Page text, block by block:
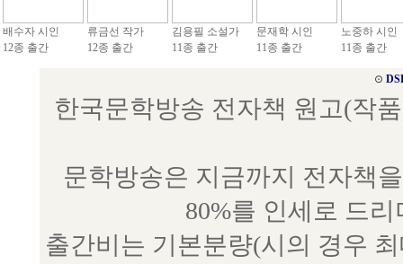
배수자 시인
12종 출간
류금선 작가
12종 출간
김용필 소설가
11종 출간
문재학 시인
11종 출간
노중하 시인
11종 출간
⊙
한국문학방송 전자책 원고(작
문학방송은 지금까지 전자책
80%를 인세로 드
출간비는 기본분량(시의 경우